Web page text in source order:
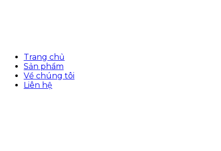
Trang chủ
Sản phẩm
Về chúng tôi
Liên hệ